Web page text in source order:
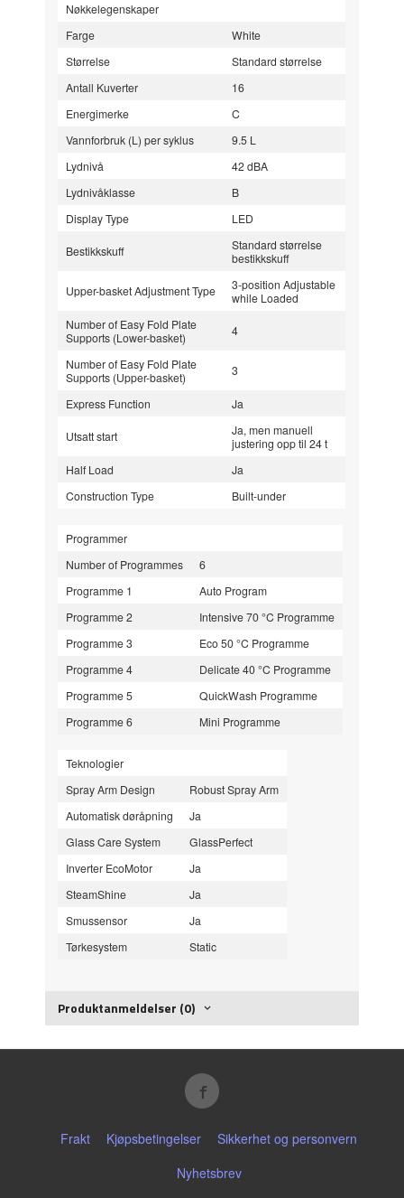
Nøkkelegenskaper
Farge
White
Størrelse
Standard størrelse
Antall Kuverter
16
Energimerke
C
Vannforbruk (L) per syklus
9.5 L
Lydnivå
42 dBA
Lydnivåklasse
B
Display Type
LED
Bestikkskuff
Standard størrelse
bestikkskuff
Upper-basket Adjustment Type
3-position Adjustable
while Loaded
Number of Easy Fold Plate
Supports (Lower-basket)
4
Number of Easy Fold Plate
Supports (Upper-basket)
3
Express Function Ja
Utsatt start
Ja, men manuell
justering opp til 24 t
Half Load
Ja
Construction Type
Built-under
Programmer
Number of Programmes
6
Programme 1
Auto Program
Programme 2
Intensive 70 °C Programme
Programme 3
Eco 50 °C Programme
Programme 4
Delicate 40 °C Programme
Programme 5
QuickWash Programme
Programme 6
Mini Programme
Teknologier
Spray Arm Design
Robust Spray Arm
Automatisk døråpning
Ja
Glass Care System
GlassPerfect
Inverter EcoMotor
Ja
SteamShine
Ja
Smussensor
Ja
Tørkesystem
Static
Produktanmeldelser (0)
Frakt Kjøpsbetingelser
Sikkerhet og personvern
Nyhetsbrev